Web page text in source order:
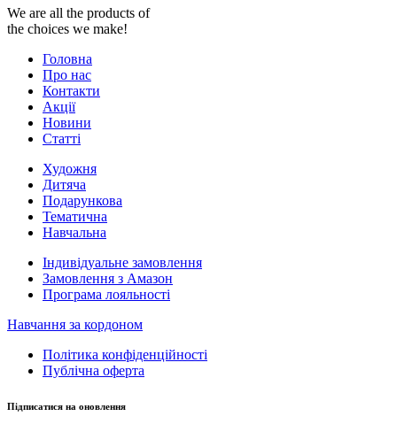
We are all the products of
the choices we make!
Головна
Про нас
Контакти
Акції
Новини
Статті
Художня
Дитяча
Подарункова
Тематична
Навчальна
Індивідуальне замовлення
Замовлення з Амазон
Програма лояльності
Навчання за кордоном
Політика конфіденційності
Публічна оферта
Підписатися на оновлення